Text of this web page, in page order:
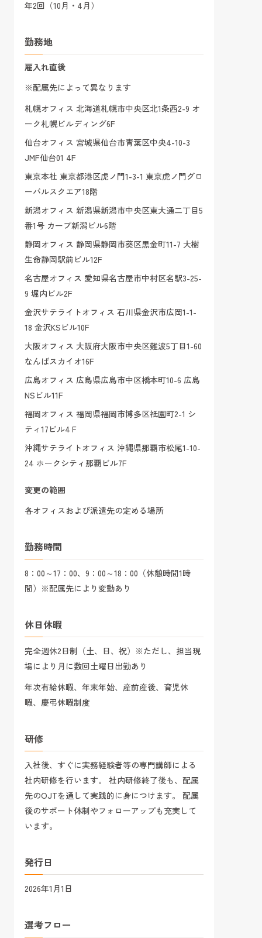
年2回（10月・4月）
勤務地
雇入れ直後
※配属先によって異なります
札幌オフィス 北海道札幌市中央区北1条西2-9 オ
ーク札幌ビルディング6F
仙台オフィス 宮城県仙台市青葉区中央4-10-3
JMF仙台01 4F
東京本社 東京都港区虎ノ門1-3-1 東京虎ノ門グロ
ーバルスクエア18階
新潟オフィス 新潟県新潟市中央区東大通二丁目5
番1号 カープ新潟ビル6階
静岡オフィス 静岡県静岡市葵区黒金町11-7 大樹
生命静岡駅前ビル12F
名古屋オフィス 愛知県名古屋市中村区名駅3-25-
9 堀内ビル2F
金沢サテライトオフィス 石川県金沢市広岡1-1-
18 金沢KSビル10F
大阪オフィス 大阪府大阪市中央区難波5丁目1-60
なんばスカイオ16F
広島オフィス 広島県広島市中区橋本町10-6 広島
NSビル11F
福岡オフィス 福岡県福岡市博多区祇園町2-1 シ
ティ17ビル4Ｆ
沖縄サテライトオフィス 沖縄県那覇市松尾1-10-
24 ホークシティ那覇ビル7F
変更の範囲
各オフィスおよび派遣先の定める場所
勤務時間
8：00～17：00、9：00～18：00（休憩時間1時
間）※配属先により変動あり
休日休暇
完全週休2日制（土、日、祝）※ただし、担当現
場により月に数回土曜日出勤あり
年次有給休暇、年末年始、産前産後、育児休
暇、慶弔休暇制度
研修
入社後、すぐに実務経験者等の専門講師による
社内研修を行います。 社内研修終了後も、配属
先のOJTを通して実践的に身につけます。 配属
後のサポート体制やフォローアップも充実して
います。
発行日
2026年1月1日
選考フロー